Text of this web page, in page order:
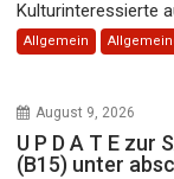
Kulturinteressierte
Allgemein
August 9, 2026
U P D A T E zur
(B15) unter